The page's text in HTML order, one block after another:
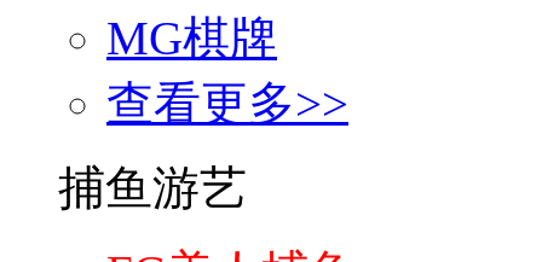
MG棋牌
查看更多>>
捕鱼游艺